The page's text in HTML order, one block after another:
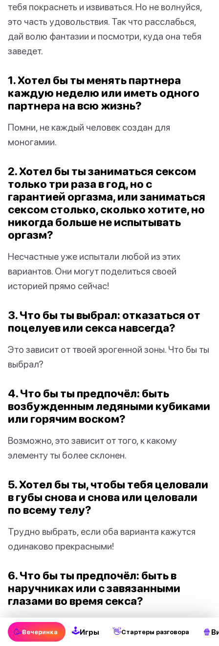
тебя покраснеть и извиваться. Но не волнуйся,
это часть удовольствия. Так что расслабься,
дай волю фантазии и посмотри, куда она тебя
заведет.
1. Хотел бы ты менять партнера
каждую неделю или иметь одного
партнера на всю жизнь?
Помни, не каждый человек создан для
моногамии.
2. Хотел бы ты заниматься сексом
только три раза в год, но с
гарантией оргазма, или заниматься
сексом столько, сколько хотите, но
никогда больше не испытывать
оргазм?
Несчастные уже испытали любой из этих
вариантов. Они могут поделиться своей
историей прямо сейчас!
3. Что бы ты выбрал: отказаться от
поцелуев или секса навсегда?
Это зависит от твоей эрогенной зоны. Что бы ты
выбрал?
4. Что бы ты предпочёл: быть
возбужденным ледяными кубиками
или горячим воском?
Возможно, это зависит от того, к какому
элементу ты более склонен.
5. Хотел бы ты, чтобы тебя целовали
в губы снова и снова или целовали
по всему телу?
Трудно выбрать, если оба варианта кажутся
одинаково прекрасными!
6. Что бы ты предпочёл: быть в
наручниках или с завязанными
глазами во время секса?
В любом случае, ты сможешь воплотить свою
фантазию “Пятьдесят оттенков серого”.
🥳Вечеринка 🕹Игры 👋Стартеры разговора 🍿